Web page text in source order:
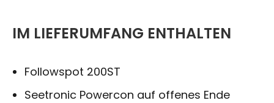
IM LIEFERUMFANG ENTHALTEN
Followspot 200ST
Seetronic Powercon auf offenes Ende